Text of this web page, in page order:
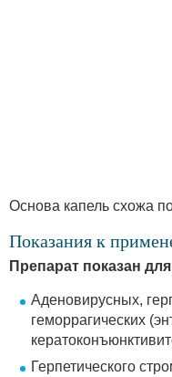
Основа капель схожа
Показания к
Препарат показан
Аденовирусных,
геморрагических
Герпетического